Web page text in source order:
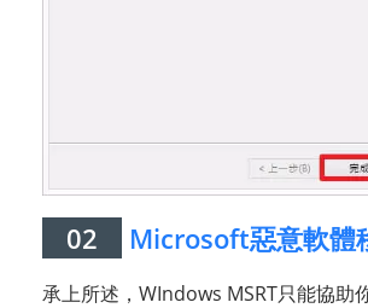
02 Microsoft惡意軟體
承上所述，WIndows MSRT只能協助